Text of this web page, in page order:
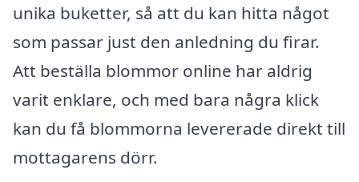
unika buketter, så att du kan hitta något
som passar just den anledning du firar.
Att beställa blommor online har aldrig
varit enklare, och med bara några klick
kan du få blommorna levererade direkt till
mottagarens dörr.